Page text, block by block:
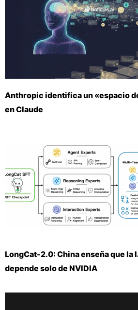
Anthropic identifica un «espacio
en Claude
LongCat-2.0: China enseña que la
depende solo de NVIDIA